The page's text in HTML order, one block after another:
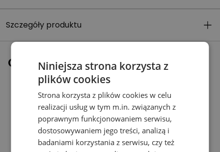
Szczegóły produktu
Ostatnio oglądane
Niniejsza strona korzysta z
plików cookies
Strona korzysta z plików cookies w celu
realizacji usług w tym m.in. związanych z
poprawnym funkcjonowaniem serwisu,
dostosowywaniem jego treści, analizą i
badaniami korzystania z serwisu, czy też